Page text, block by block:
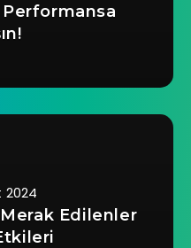
Performansa
Merak Edilenler